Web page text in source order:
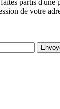
partis d'une
de votre